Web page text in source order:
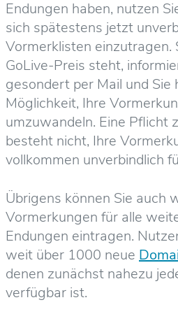
Endungen haben, nutzen
sich spätestens jetzt
Vormerklisten einzutragen.
GoLive-Preis steht,
gesondert per Mail und Sie
Möglichkeit, Ihre
umzuwandeln. Eine Pflicht
besteht nicht, Ihre
vollkommen unverbindlich
Übrigens können Sie auch
Vormerkungen für alle
Endungen eintragen.
weit über 1000 neue
denen zunächst nahezu
verfügbar ist.